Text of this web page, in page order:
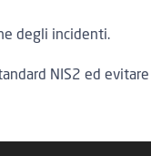
degli incidenti.
NIS2 ed